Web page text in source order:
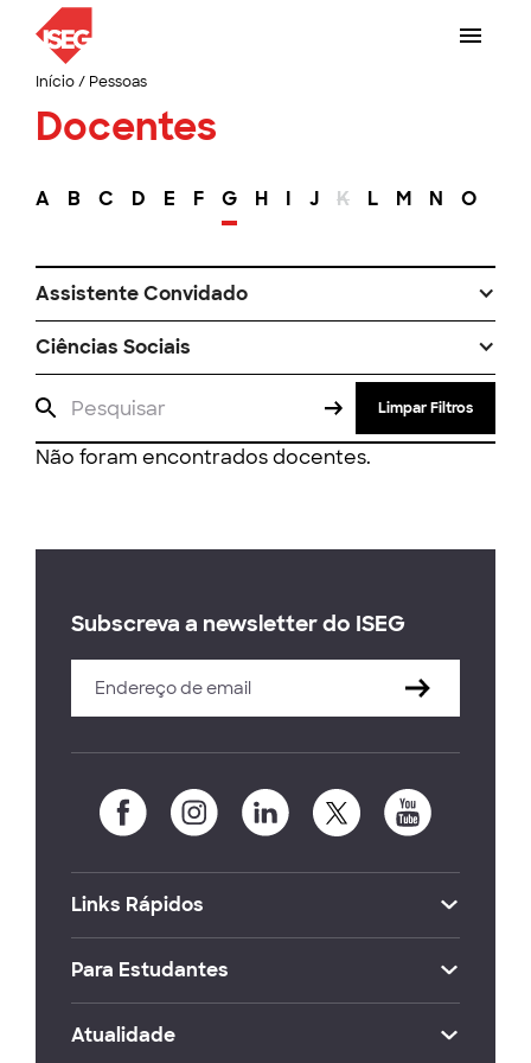
Início/ Pessoas
Docentes
A B C D E F G H I J K L M N O
Assistente Convidado
Ciências Sociais
Limpar Filtros
Não foram encontrados docentes.
Subscreva a newsletter do ISEG
Links Rápidos
Para Estudantes
Atualidade